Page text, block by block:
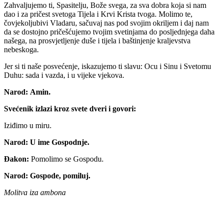
Zahvaljujemo ti, Spasitelju, Bože svega, za sva dobra koja si nam
dao i za pričest svetoga Tijela i Krvi Krista tvoga. Molimo te,
čovjekoljubivi Vladaru, sačuvaj nas pod svojim okriljem i daj nam
da se dostojno pričešćujemo tvojim svetinjama do posljednjega daha
našega, na prosvjetljenje duše i tijela i baštinjenje kraljevstva
nebeskoga.
Jer si ti naše posvećenje, iskazujemo ti slavu: Ocu i Sinu i Svetomu
Duhu: sada i vazda, i u vijeke vjekova.
Narod: Amin.
Svećenik izlazi kroz svete dveri i govori:
Iziđimo u miru.
Narod: U ime Gospodnje.
Đakon: Pomolimo se Gospodu.
Narod: Gospode, pomiluj.
Molitva iza ambona